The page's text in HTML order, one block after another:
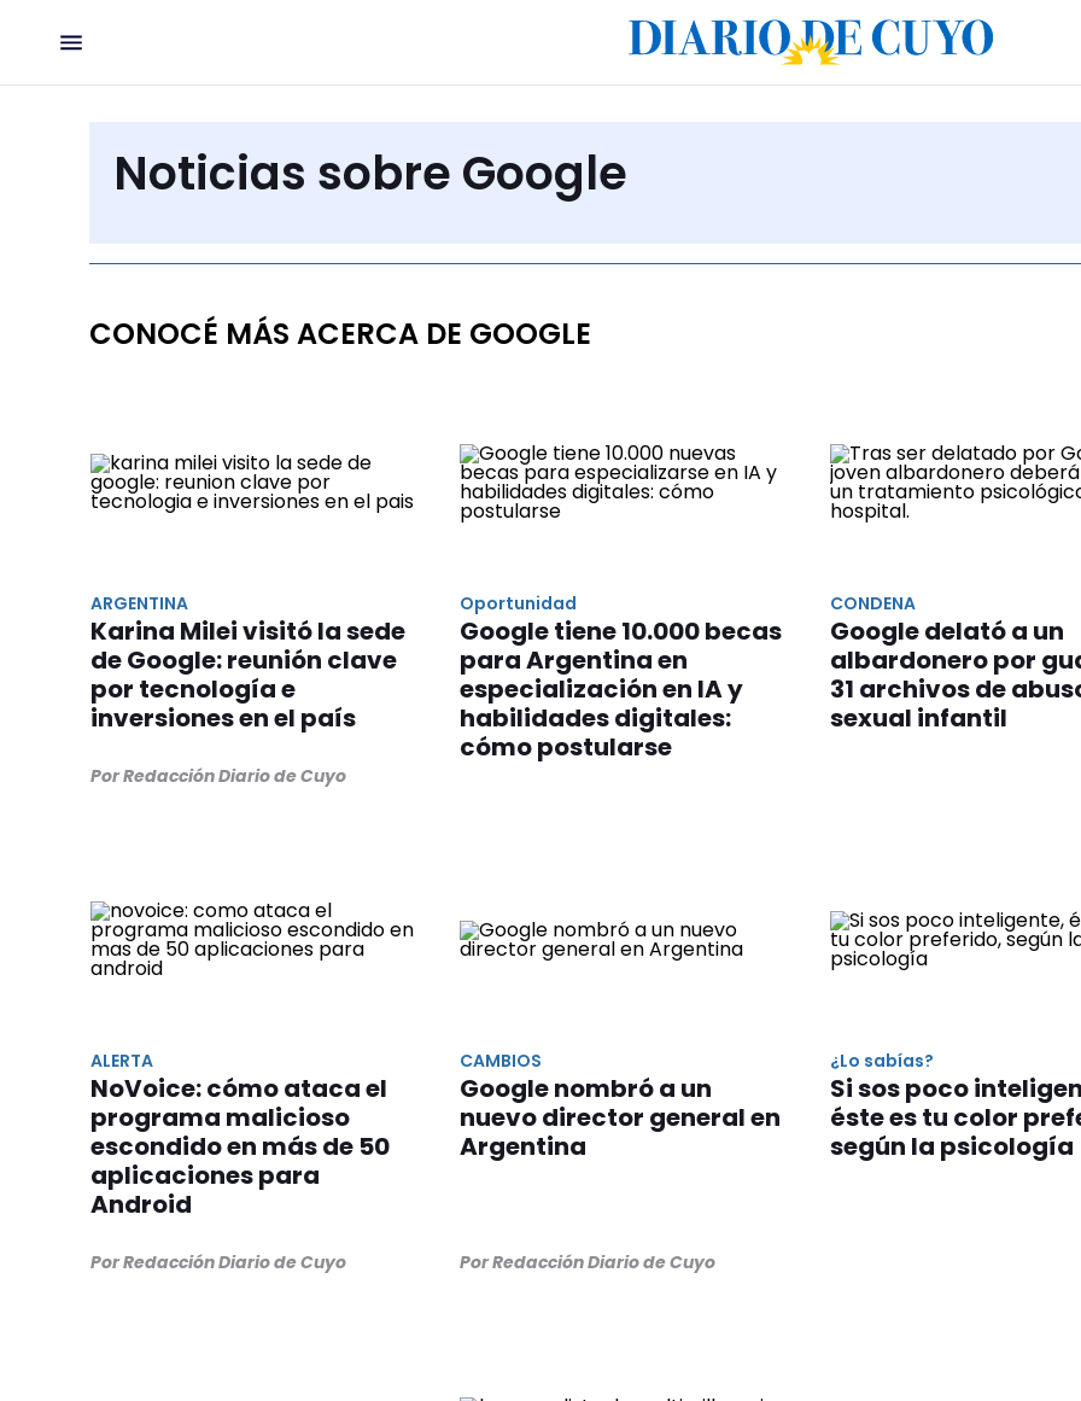
Noticias sobre Google
CONOCÉ MÁS ACERCA DE GOOGLE
ARGENTINA
Karina Milei visitó la sede
de Google: reunión clave
por tecnología e
inversiones en el país
Por Redacción Diario de Cuyo
Oportunidad
Google tiene 10.000 becas
para Argentina en
especialización en IA y
habilidades digitales:
cómo postularse
CONDENA
Google delató a un
albardonero por
31 archivos de
sexual infantil
ALERTA
NoVoice: cómo ataca el
programa malicioso
escondido en más de 50
aplicaciones para
Android
Por Redacción Diario de Cuyo
CAMBIOS
Google nombró a un
nuevo director general en
Argentina
Por Redacción Diario de Cuyo
¿Lo sabías?
Si sos poco
éste es tu color
según la psicología